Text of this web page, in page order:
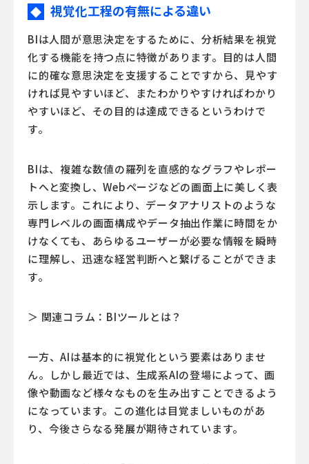
◆ 視覚化工程の有無による違い
BIは人間が意思決定をするために、分析結果を視覚
化する機能を持つ点に特徴があります。目的は人間
に的確な意思決定を支援することですから、見やす
ければ見やすいほど、またわかりやすければわかり
やすいほど、その目的は達成できるというわけで
す。
BIは、複雑な数値の羅列を直感的なグラフやレポー
トへと変換し、Webページなどの画面上に美しく表
示します。これにより、データアナリストのような
専門レベルの画面構成やデータ抽出作業に時間をか
けなくても、あらゆるユーザーが必要な情報を瞬時
に理解し、迅速な経営判断へと繋げることができま
す。
＞ 関連コラム：BIツールとは？
一方、AIは基本的に視覚化という要素はありませ
ん。しかし最近では、生成系AIの登場によって、画
像や動画など様々なものを生み出すことできるよう
になっています。この進化は目覚ましいものがあ
り、今後さらなる発展が期待されています。